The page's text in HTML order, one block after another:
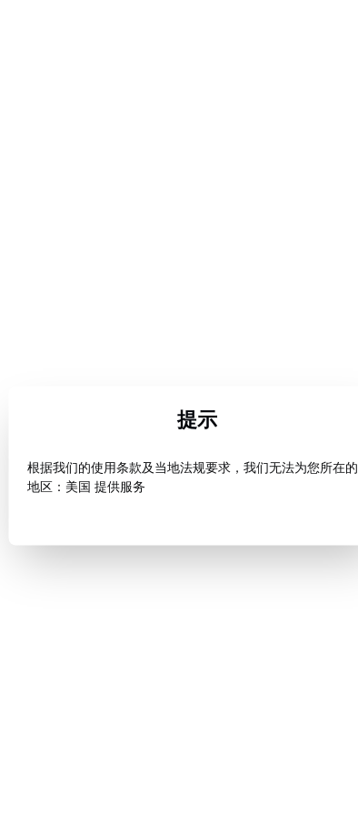
提示
根据我们的使用条款及当地法规要求，我们无法为您所在的
地区：美国 提供服务